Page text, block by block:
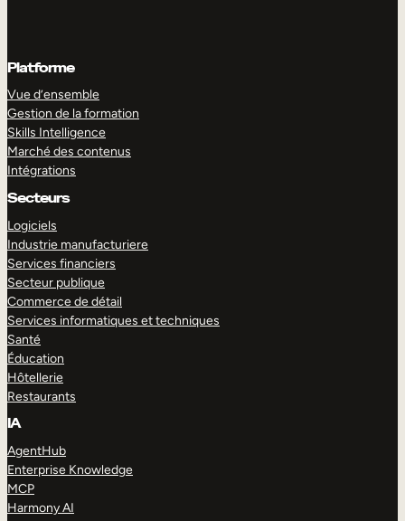
Platforme
Vue d’ensemble
Gestion de la formation
Skills Intelligence
Marché des contenus
Intégrations
Secteurs
Logiciels
Industrie manufacturiere
Services financiers
Secteur publique
Commerce de détail
Services informatiques et techniques
Santé
Éducation
Hôtellerie
Restaurants
IA
AgentHub
Enterprise Knowledge
MCP
Harmony AI